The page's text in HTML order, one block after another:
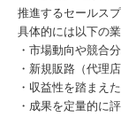
推進するセールス
具体的には以下の
・市場動向や競合
・新規販路（代理
・収益性を踏まえ
・成果を定量的に